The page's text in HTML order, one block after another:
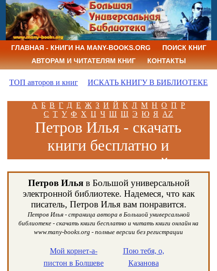
ГЛАВНАЯ - КНИГИ НА MANY-BOOKS.ORG
ПОИСК КНИГ
АВТОРАМ И ЧИТАТЕЛЯМ КНИГ
КОНТАКТЫ
ТОП авторов и книг ИСКАТЬ КНИГУ В БИБЛИОТЕКЕ
А Б В Г Д Е Ж З И Й К Л М Н О П Р
С Т У Ф Х Ц Ч Ш Щ Э Ю Я AZ
Петров Илья - скачать
книги бесплатно и
читать книги онлайн
Петров Ильяв Большой универсальной
электронной библиотеке. Надемеся, что как
писатель, Петров Илья вам понравится.
Петров Илья - страница автора в Большой универсальной
библиотеке - скачать книги бесплатно и читать книги онлайн на
www.many-books.org - полные версии без регистрации
Мой корнет-а-
пистон в Болшеве
Пою тебя, о,
Казанова